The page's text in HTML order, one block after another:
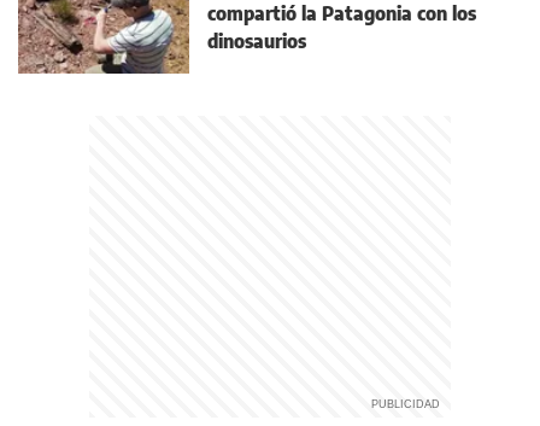
compartió la Patagonia con los
dinosaurios